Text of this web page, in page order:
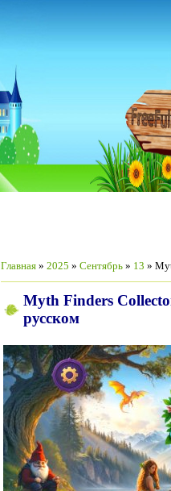
Главная » 2025 » Сентябрь » 13 »
Myth Finders
русском